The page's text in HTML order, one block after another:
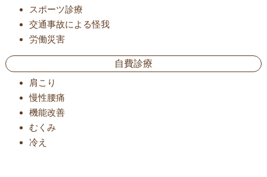
スポーツ診療
交通事故による怪我
労働災害
自費診療
肩こり
慢性腰痛
機能改善
むくみ
冷え